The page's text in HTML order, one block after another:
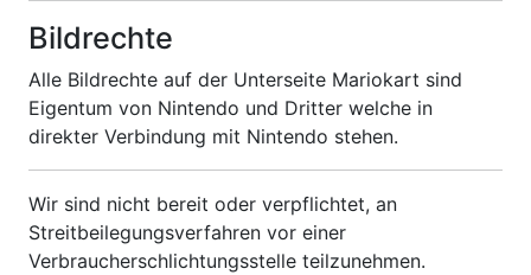
Bildrechte
Alle Bildrechte auf der Unterseite Mariokart sind
Eigentum von Nintendo und Dritter welche in
direkter Verbindung mit Nintendo stehen.
Wir sind nicht bereit oder verpflichtet, an
Streitbeilegungsverfahren vor einer
Verbraucherschlichtungsstelle teilzunehmen.